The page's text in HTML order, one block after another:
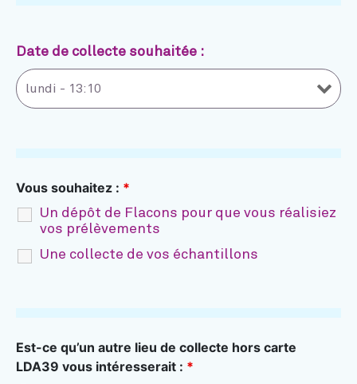
Date de collecte souhaitée :
Vous souhaitez : *
Un dépôt de Flacons pour que vous réalisiez
vos prélèvements
Une collecte de vos échantillons
Est-ce qu’un autre lieu de collecte hors carte
LDA39 vous intéresserait : *